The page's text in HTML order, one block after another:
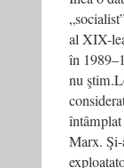
al XIX-
în
nu
Marx. Şi-